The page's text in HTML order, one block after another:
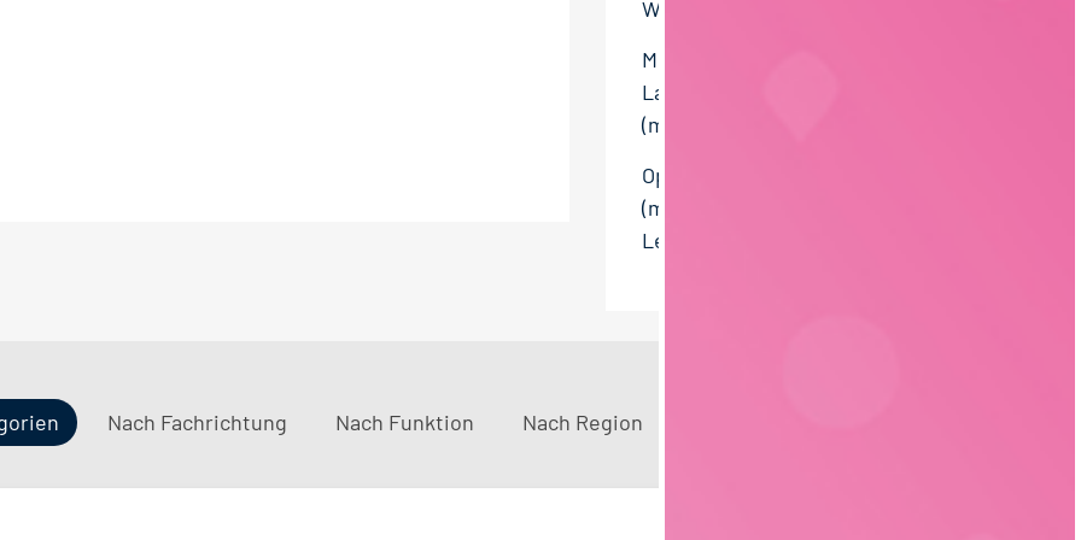
Werksleitung
Milchwirtschaftlicher
Laborant – Referenzlabor
(m/w/d)
Operative Werksleitung
(m/w/d) –
Lebensmittelindustrie
Nach Fachrichtung Nach Funktion Nach Region